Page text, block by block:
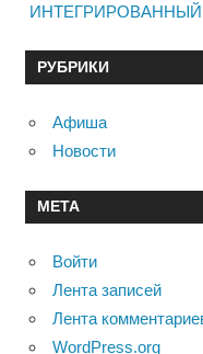
РУБРИКИ
Афиша
Новости
МЕТА
Войти
Лента записей
Лента
WordPress.org